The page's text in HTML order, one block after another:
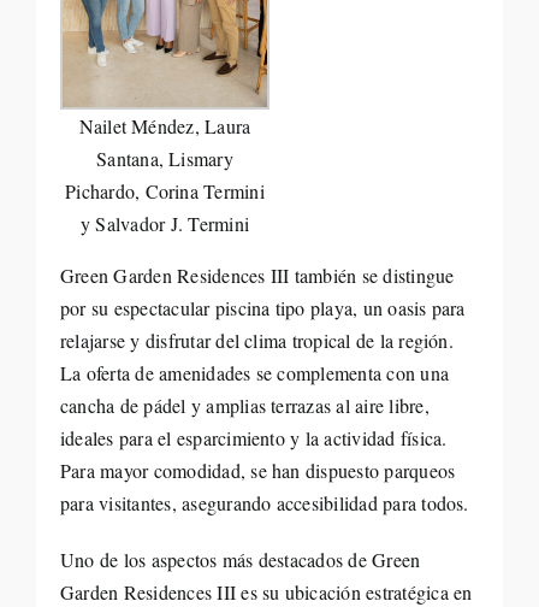
Nailet Méndez, Laura
Santana, Lismary
Pichardo, Corina Termini
y Salvador J. Termini
Green Garden Residences III también se distingue
por su espectacular piscina tipo playa, un oasis para
relajarse y disfrutar del clima tropical de la región.
La oferta de amenidades se complementa con una
cancha de pádel y amplias terrazas al aire libre,
ideales para el esparcimiento y la actividad física.
Para mayor comodidad, se han dispuesto parqueos
para visitantes, asegurando accesibilidad para todos.
Uno de los aspectos más destacados de Green
Garden Residences III es su ubicación estratégica en